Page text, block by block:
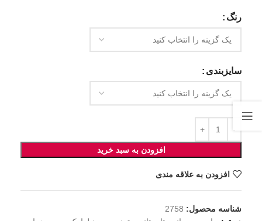
رنگ
سایزبندی
افزودن به سبد خرید
افزودن به علاقه مندی
شناسه محصول: 2758